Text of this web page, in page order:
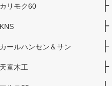
カリモク60
KNS
カールハンセン＆サン
天童木工